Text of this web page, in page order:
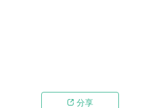
 分享